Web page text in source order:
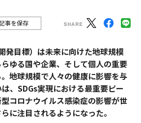
事を保存
発目標）は未来に向けた地球規模
ゆる国や企業、そして個人の重要
地球規模で人々の健康に影響を与
、SDGs実現における最重要ピー
コロナウイルス感染症の影響が世
に注目されるようになった。